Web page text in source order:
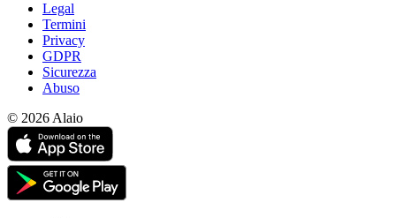
Legal
Termini
Privacy
GDPR
Sicurezza
Abuso
© 2026 Alaio